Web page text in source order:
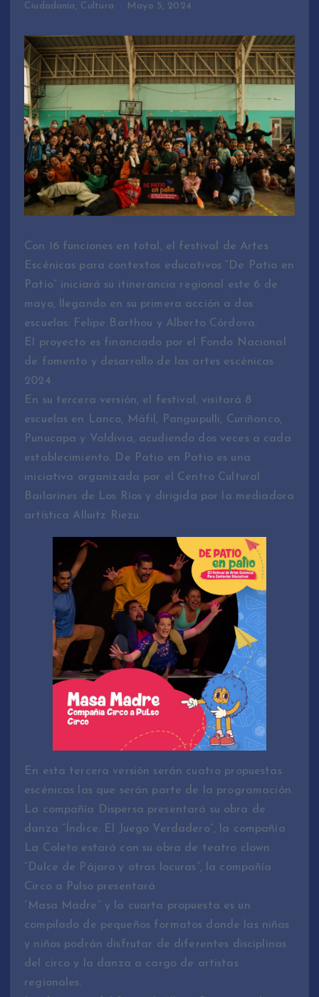
Ciudadanía , Cultura Mayo 5, 2024
Con 16 funciones en total, el festival de Artes
Escénicas para contextos educativos “De Patio en
Patio” iniciará su itinerancia regional este 6 de
mayo, llegando en su primera acción a dos
escuelas: Felipe Barthou y Alberto Córdova.
El proyecto es financiado por el Fondo Nacional
de fomento y desarrollo de las artes escénicas
2024.
En su tercera versión, el festival, visitará 8
escuelas en Lanco, Máfil, Panguipulli, Curiñanco,
Punucapa y Valdivia, acudiendo dos veces a cada
establecimiento. De Patio en Patio es una
iniciativa organizada por el Centro Cultural
Bailarines de Los Ríos y dirigida por la mediadora
artística Alluitz Riezu.
En esta tercera versión serán cuatro propuestas
escénicas las que serán parte de la programación.
La compañía Dispersa presentará su obra de
danza “Índice: El Juego Verdadero”, la compañía
La Coleto estará con su obra de teatro clown
“Dulce de Pájaro y otras locuras”, la compañía
Circo a Pulso presentará
“Masa Madre” y la cuarta propuesta es un
compilado de pequeños formatos donde las niñas
y niños podrán disfrutar de diferentes disciplinas
del circo y la danza a cargo de artistas
regionales.